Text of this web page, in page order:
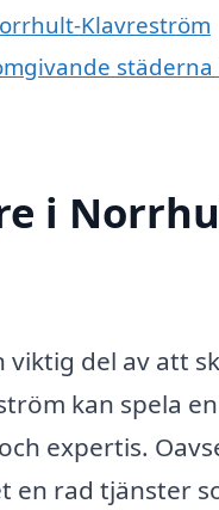
Klavreström
i
del av att
kan spela
expertis.
en rad tjänster